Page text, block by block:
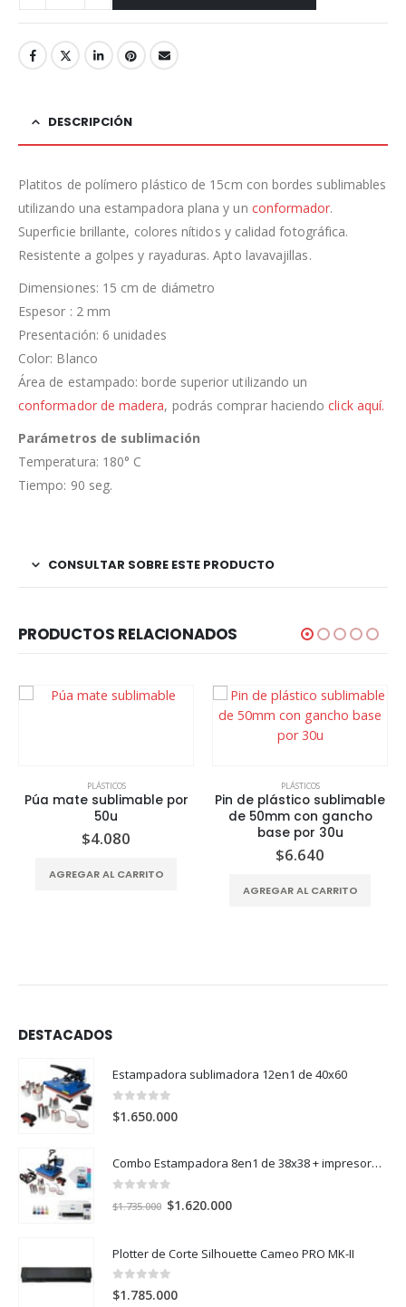
DESCRIPCIÓN
Platitos de polímero plástico de 15cm con bordes sublimables
utilizando una estampadora plana y un conformador.
Superficie brillante, colores nítidos y calidad fotográfica.
Resistente a golpes y rayaduras. Apto lavavajillas.
Dimensiones: 15 cm de diámetro
Espesor : 2 mm
Presentación: 6 unidades
Color: Blanco
Área de estampado: borde superior utilizando un
conformador de madera, podrás comprar haciendoclick aquí.
Parámetros de sublimación
Temperatura: 180° C
Tiempo: 90 seg.
CONSULTAR SOBRE ESTE PRODUCTO
PRODUCTOS RELACIONADOS
PLÁSTICOS
Púa mate sublimable por
50u
$4.080
AGREGAR AL CARRITO
PLÁSTICOS
Pin de plástico sublimable
de 50mm con gancho
base por 30u
$6.640
AGREGAR AL CARRITO
DESTACADOS
Estampadora sublimadora 12en1 de 40x60
0
$1.650.000
Combo Estampadora 8en1 de 38x38 + impresora de sublimación Epson SureColor F170
$1.735.000 El
era:
$1.735.000.
$1.620.000El
es:
Plotter de Corte Silhouette Cameo PRO MK-II
0 out of 5
$1.785.000